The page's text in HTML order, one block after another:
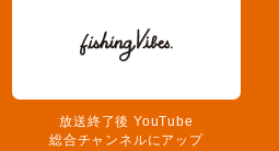
放送終了後 YouTube
総合チャンネルにアップ